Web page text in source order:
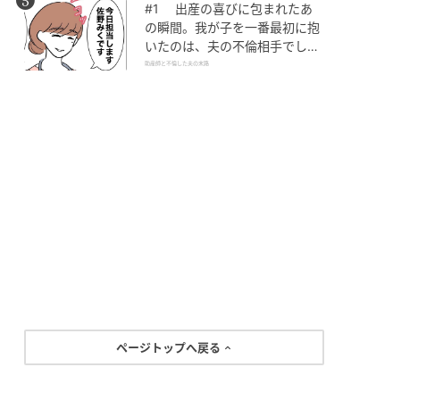
#1 出産の喜びに包まれたあ
の瞬間。我が子を一番最初に抱
いたのは、夫の不倫相手でし
た。
助産師と不倫した夫の末路
ページトップへ戻る